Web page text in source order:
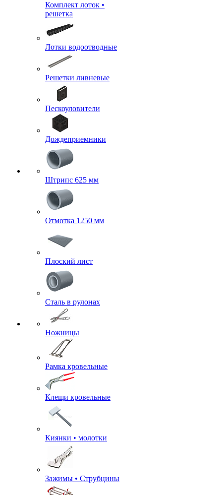
Комплект лоток •
решетка
Лотки водоотводные
Решетки ливневые
Пескоуловители
Дождеприемники
Штрипс 625 мм
Отмотка 1250 мм
Плоский лист
Сталь в рулонах
Ножницы
Рамка кровельные
Клещи кровельные
Киянки • молотки
Зажимы • Струбцины